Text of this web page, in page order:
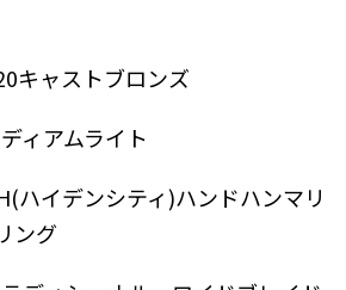
ャストブロンズ
アムライト
ハイデンシティ)ハンドハンマリ
ング